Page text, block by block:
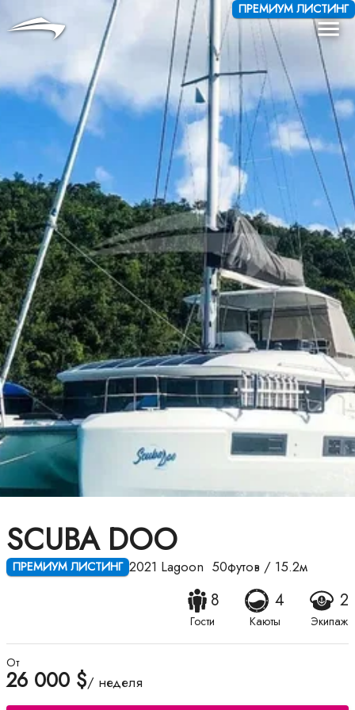
ПРЕМИУМ ЛИСТИНГ
SCUBA DOO
ПРЕМИУМ ЛИСТИНГ 2021 Lagoon 50футов / 15.2м
8
Гости
4
Каюты
2
Экипаж
От
26 000 $/ неделя